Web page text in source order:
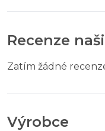
Recenze
Zatím žádné
Výrobce